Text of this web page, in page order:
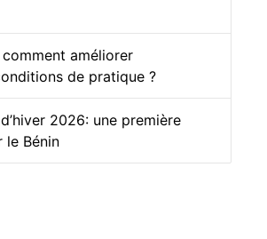
améliorer
de pratique ?
2026: une première
Bénin